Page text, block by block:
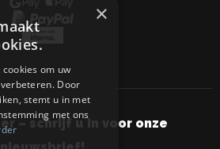
– schrijf u in voor onze
×
om uw
Door
stemt u in met
met ons